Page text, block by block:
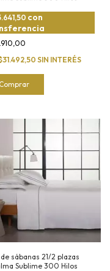
con
SIN INTERÉS
sábanas 21/2 plazas
Sublime 300 Hilos